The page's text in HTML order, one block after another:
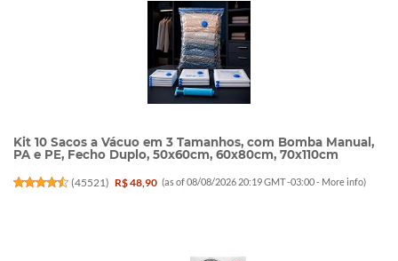
Kit 10 Sacos a Vácuo em 3 Tamanhos, com Bomba Manual,
PA e PE, Fecho Duplo, 50x60cm, 60x80cm, 70x110cm
(45521) R$ 48,90 (as of 08/08/2026 20:19 GMT -03:00 - More info)